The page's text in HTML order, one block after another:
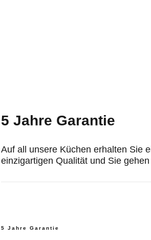
5 Jahre Garantie
Auf all unsere Küchen erhalten Sie
einzigartigen Qualität und Sie
5 Jahre Garantie